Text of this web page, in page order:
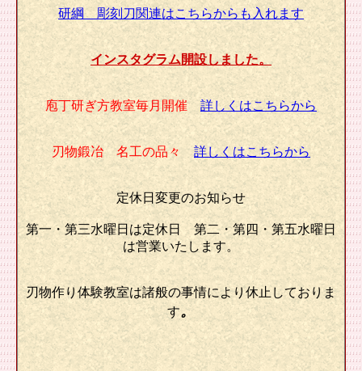
研綱 彫刻刀関連はこちらからも入れます
インスタグラム開設しました。
庖丁研ぎ方教室毎月開催 詳しくはこちらから
刃物鍛冶 名工の品々 詳しくはこちらから
定休日変更のお知らせ
第一・第三水曜日は定休日 第二・第四・第五水曜日
は営業いたします。
刃物作り体験教室は諸般の事情により休止しておりま
す。